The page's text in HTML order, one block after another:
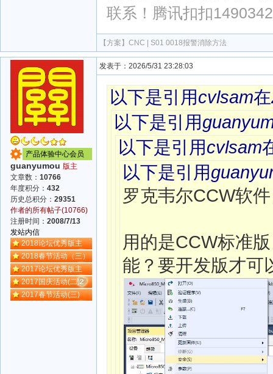
联系！腾讯扣扣
【方案】 CNC | S01 0018报警消除方法
产品体验中心会员
guanyumou 版主
文章数： 10766
年度积分： 432
历史总积分： 29351
作者的所有帖子(10766)
注册时间： 2008/7/13
发站内信
2018论坛优秀版主
2018春节活动（三）
2017论坛优秀版主
2017国庆活动(二)
2017春节活动(三)
发表于：2026/5/31 23:28:03
以下是引用cvlsam在
以下是引用
以下是引用cvlsam
以下是引用
罗克韦尔CCW软
用的是CCW标准
能？要开发版才可